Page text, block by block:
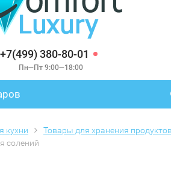
+7(499) 380-80-01
Пн—Пт 9:00—18:00
кухни
Товары для хранения
солений